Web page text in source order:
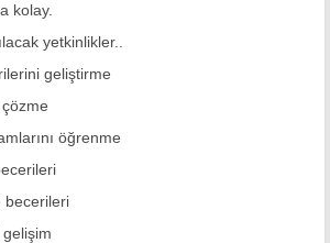
kolay.
yetkinlikler..
geliştirme
öğrenme
becerileri